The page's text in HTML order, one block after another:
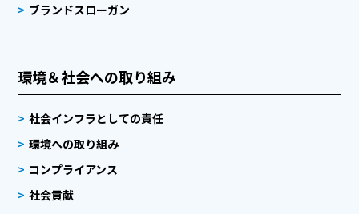
ブランドスローガン
環境＆社会への取り組み
社会インフラとしての責任
環境への取り組み
コンプライアンス
社会貢献